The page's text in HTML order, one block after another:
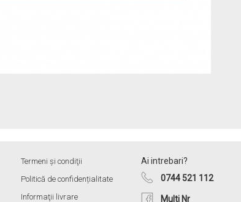
Termeni și condiţii
Politică de confidențialitate
Informaţii livrare
Ai intrebari?
0744 521 112
Multi Nr